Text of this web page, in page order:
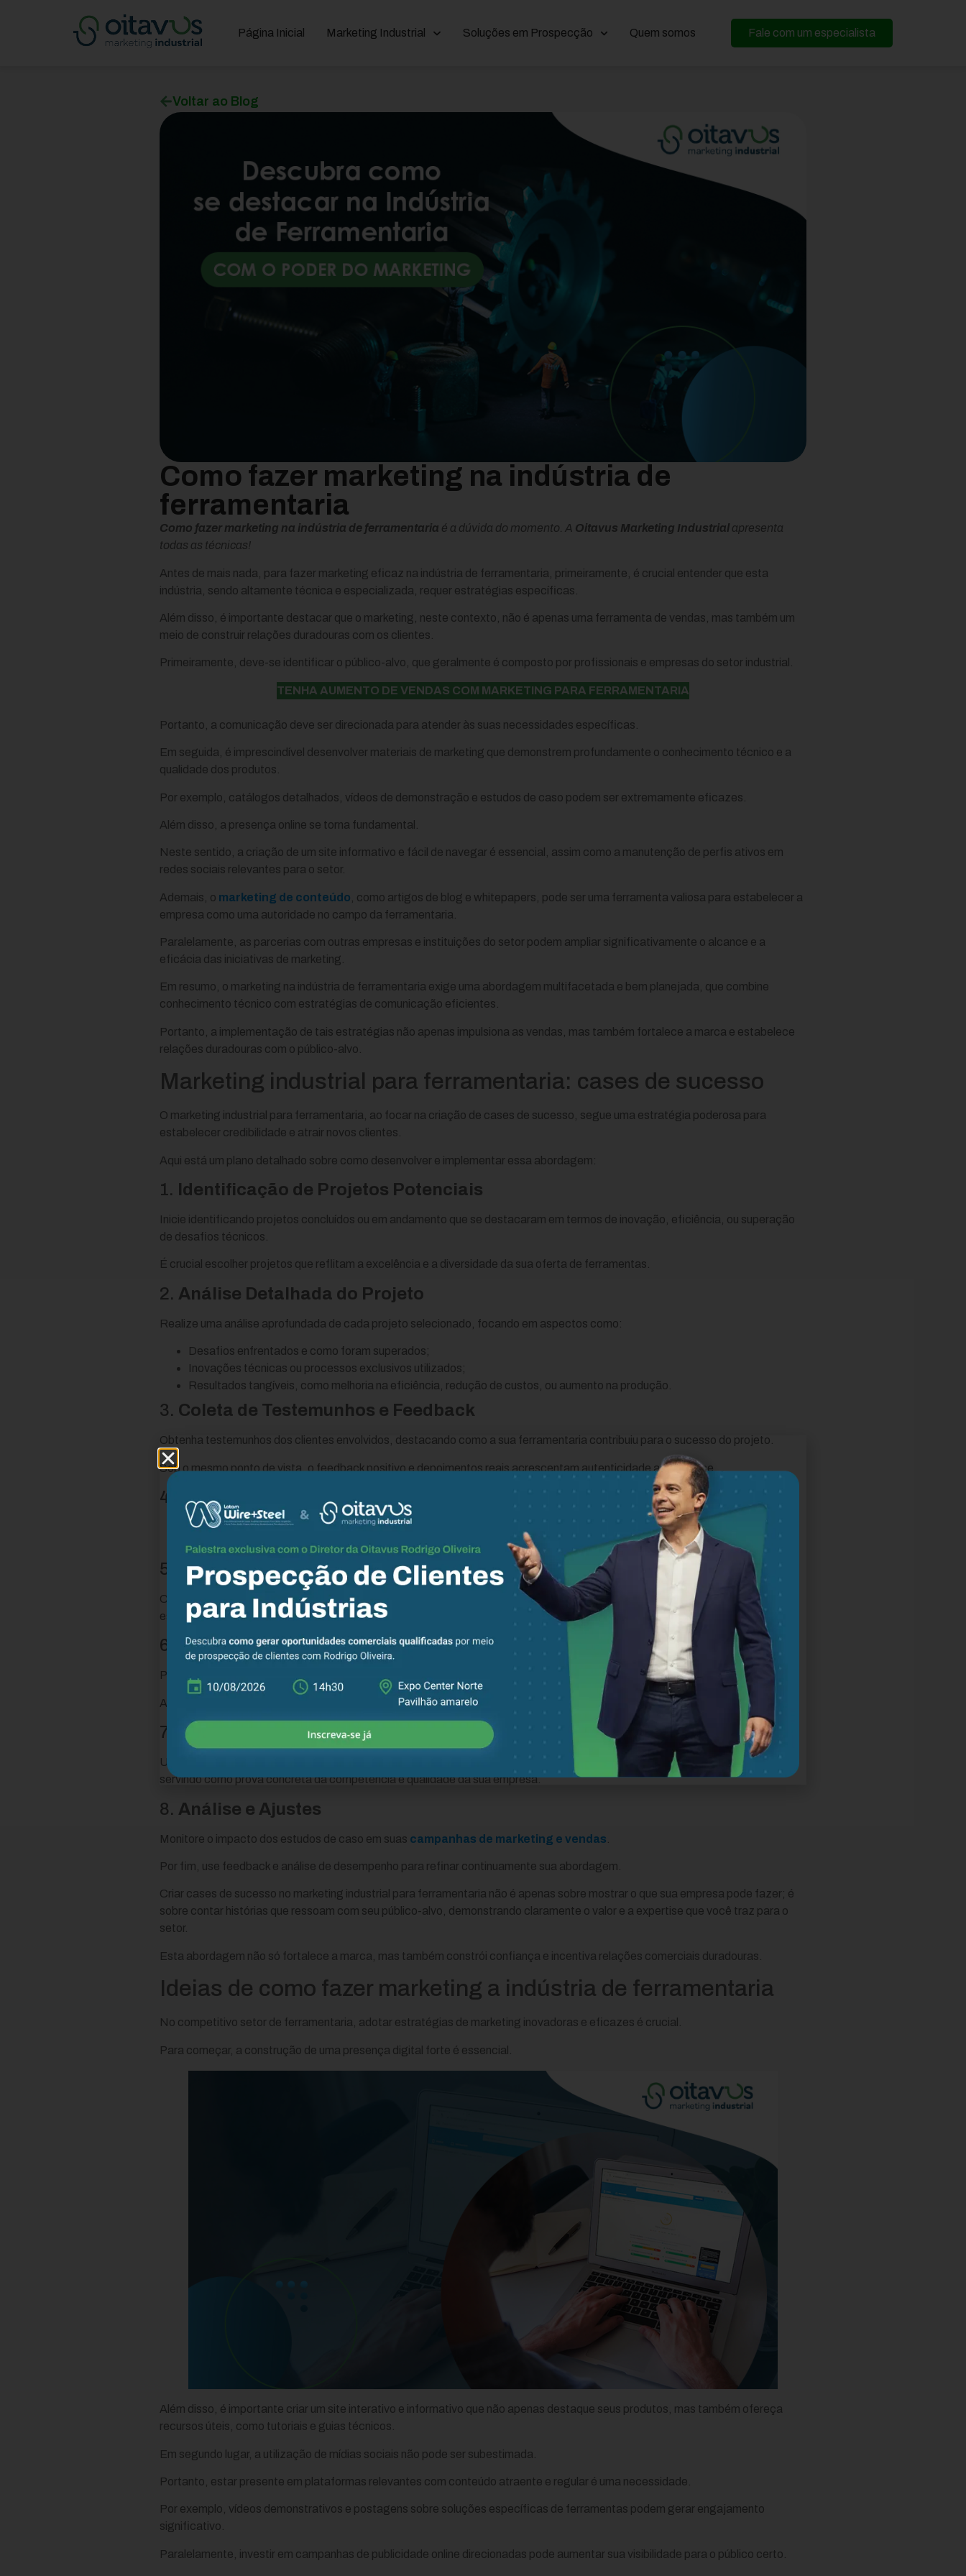
Página Inicial Marketing Industrial Soluções em Prospecção Quem somos Fale com um especialista
Voltar ao Blog
Como fazer marketing na indústria de
ferramentaria
Como fazer marketing na indústria de ferramentaria é a dúvida do momento. A Oitavus Marketing Industrial apresenta
todas as técnicas!
Antes de mais nada, para fazer marketing eficaz na indústria de ferramentaria, primeiramente, é crucial entender que esta
indústria, sendo altamente técnica e especializada, requer estratégias específicas.
Além disso, é importante destacar que o marketing, neste contexto, não é apenas uma ferramenta de vendas, mas também um
meio de construir relações duradouras com os clientes.
Primeiramente, deve-se identificar o público-alvo, que geralmente é composto por profissionais e empresas do setor industrial.
TENHA AUMENTO DE VENDAS COM MARKETING PARA FERRAMENTARIA
Portanto, a comunicação deve ser direcionada para atender às suas necessidades específicas.
Em seguida, é imprescindível desenvolver materiais de marketing que demonstrem profundamente o conhecimento técnico e a
qualidade dos produtos.
Por exemplo, catálogos detalhados, vídeos de demonstração e estudos de caso podem ser extremamente eficazes.
Além disso, a presença online se torna fundamental.
Neste sentido, a criação de um site informativo e fácil de navegar é essencial, assim como a manutenção de perfis ativos em
redes sociais relevantes para o setor.
Ademais, o marketing de conteúdo , como artigos de blog e whitepapers, pode ser uma ferramenta valiosa para estabelecer a
empresa como uma autoridade no campo da ferramentaria.
Paralelamente, as parcerias com outras empresas e instituições do setor podem ampliar significativamente o alcance e a
eficácia das iniciativas de marketing.
Em resumo, o marketing na indústria de ferramentaria exige uma abordagem multifacetada e bem planejada, que combine
conhecimento técnico com estratégias de comunicação eficientes.
Portanto, a implementação de tais estratégias não apenas impulsiona as vendas, mas também fortalece a marca e estabelece
relações duradouras com o público-alvo.
Marketing industrial para ferramentaria: cases de sucesso
O marketing industrial para ferramentaria, ao focar na criação de cases de sucesso, segue uma estratégia poderosa para
estabelecer credibilidade e atrair novos clientes.
Aqui está um plano detalhado sobre como desenvolver e implementar essa abordagem:
1. Identificação de Projetos Potenciais
Inicie identificando projetos concluídos ou em andamento que se destacaram em termos de inovação, eficiência, ou superação
de desafios técnicos.
É crucial escolher projetos que reflitam a excelência e a diversidade da sua oferta de ferramentas.
2. Análise Detalhada do Projeto
Realize uma análise aprofundada de cada projeto selecionado, focando em aspectos como:
Desafios enfrentados e como foram superados;
Inovações técnicas ou processos exclusivos utilizados;
Resultados tangíveis, como melhoria na eficiência, redução de custos, ou aumento na produção.
3. Coleta de Testemunhos e Feedback
Obtenha testemunhos dos clientes envolvidos, destacando como a sua ferramentaria contribuiu para o sucesso do projeto.
Sob o mesmo ponto de vista, o feedback positivo e depoimentos reais acrescentam autenticidade ao seu case.
4. Documentação Visual
Inclua imagens, gráficos e até vídeos para ilustrar os aspectos chave do projeto. Uma representação visual forte ajuda a
contar a história de forma mais eficaz e aumenta o engajamento.
5. Desenvolvimento de Estudos de Caso
Com as informações coletadas, desenvolva estudos de caso detalhados, enfatizando como sua empresa resolveu problemas
específicos e agregou valor aos clientes.
6. Divulgação Estratégica
Publique os estudos de caso em seu site, redes sociais, e
Além disso, considere também a publicação em revistas especializadas do setor e a apresentação em eventos de indústria.
7. Integração com Vendas e Marketing
Utilize os cases de sucesso como ferramentas de vendas. Eles podem ser extremamente úteis para a equipe de vendas,
servindo como prova concreta da competência e qualidade da sua empresa.
8. Análise e Ajustes
Monitore o impacto dos estudos de caso em suas campanhas de marketing e vendas
Por fim, use feedback e análise de desempenho para refinar continuamente sua abordagem.
Criar cases de sucesso no marketing industrial para ferramentaria não é apenas sobre mostrar o que sua empresa pode fazer; é
sobre contar histórias que ressoam com seu público-alvo, demonstrando claramente o valor e a expertise que você traz para o
setor.
Esta abordagem não só fortalece a marca, mas também constrói confiança e incentiva relações comerciais duradouras.
Ideias de como fazer marketing a indústria de ferramentaria
No competitivo setor de ferramentaria, adotar estratégias de marketing inovadoras e eficazes é crucial.
Para começar, a construção de uma presença digital forte é essencial.
Além disso, é importante criar um site interativo e informativo que não apenas destaque seus produtos, mas também ofereça
recursos úteis, como tutoriais e guias técnicos.
Em segundo lugar, a utilização de mídias sociais não pode ser subestimada.
Portanto, estar presente em plataformas relevantes com conteúdo atraente e regular é uma necessidade.
Por exemplo, vídeos demonstrativos e postagens sobre soluções específicas de ferramentas podem gerar engajamento
significativo.
Paralelamente, investir em campanhas de publicidade online direcionadas pode aumentar sua visibilidade para o público certo.